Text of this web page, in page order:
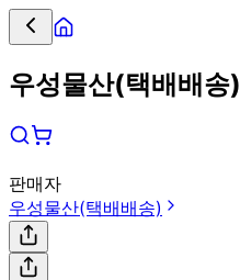
우성물산(택배배송)
판매자
우성물산(택배배송)